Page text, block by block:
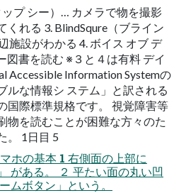
ップ シー）… カメラで物を撮影
くれる 3. BlindSqure（ブライン
施設がわかる 4. ボイス オブ デ
図書を読む ※３と４は有料 デイ
Accessible Information Systemの
ルな情報シ ステム」と訳される
国際標準規格です。 視覚障害等
物を読むことが困難な方々のた
。 1日目 5
ホの基本 1 右側面の上部に
がある。 ２ 平たい面の丸い凹
ムボタン」という。